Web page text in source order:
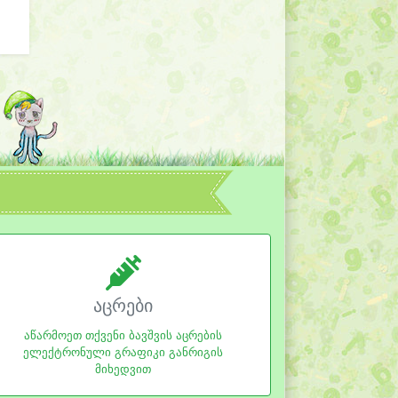
აცრები
აწარმოეთ თქვენი ბავშვის აცრების
ელექტრონული გრაფიკი განრიგის
მიხედვით